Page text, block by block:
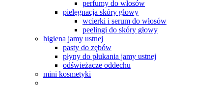
perfumy do włosów
pielęgnacja skóry głowy
wcierki i serum do włosów
peelingi do skóry głowy
higiena jamy ustnej
pasty do zębów
płyny do płukania jamy ustnej
odświeżacze oddechu
mini kosmetyki